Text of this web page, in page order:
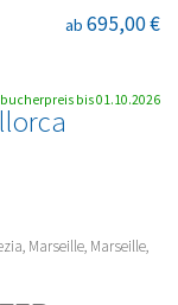
ab 695,00 €
Marseille, Marseille,
bis 01.10.2026